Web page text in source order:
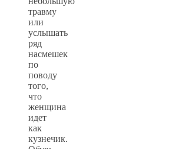
травму
или
услышать
ряд
насмешек
по
поводу
того,
что
женщина
идет
как
кузнечик.